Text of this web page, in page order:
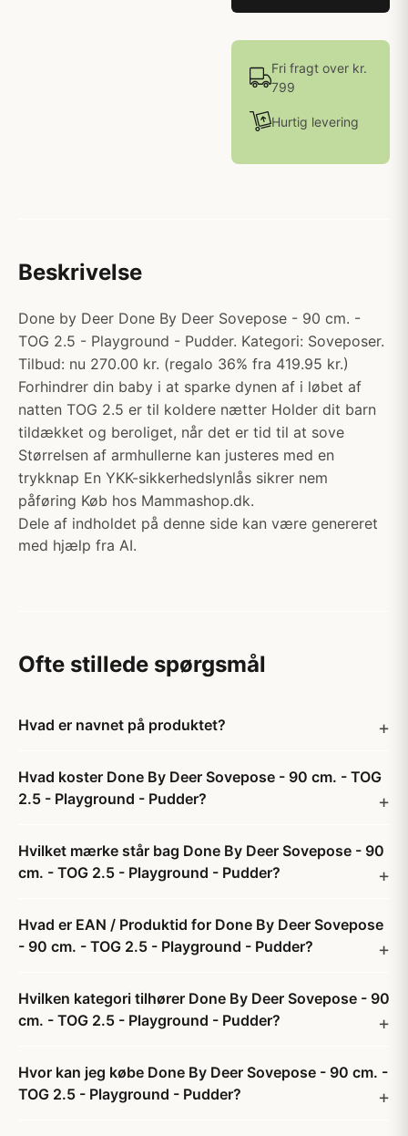
Fri fragt over kr.
799
Hurtig levering
Beskrivelse
Done by Deer Done By Deer Sovepose - 90 cm. -
TOG 2.5 - Playground - Pudder. Kategori: Soveposer.
Tilbud: nu 270.00 kr. (regalo 36% fra 419.95 kr.)
Forhindrer din baby i at sparke dynen af i løbet af
natten TOG 2.5 er til koldere nætter Holder dit barn
tildækket og beroliget, når det er tid til at sove
Størrelsen af armhullerne kan justeres med en
trykknap En YKK-sikkerhedslynlås sikrer nem
påføring Køb hos Mammashop.dk.
Dele af indholdet på denne side kan være genereret
med hjælp fra AI.
Ofte stillede spørgsmål
Hvad er navnet på produktet?
Hvad koster Done By Deer Sovepose - 90 cm. - TOG
2.5 - Playground - Pudder?
Hvilket mærke står bag Done By Deer Sovepose - 90
cm. - TOG 2.5 - Playground - Pudder?
Hvad er EAN / Produktid for Done By Deer Sovepose
- 90 cm. - TOG 2.5 - Playground - Pudder?
Hvilken kategori tilhører Done By Deer Sovepose - 90
cm. - TOG 2.5 - Playground - Pudder?
Hvor kan jeg købe Done By Deer Sovepose - 90 cm. -
TOG 2.5 - Playground - Pudder?